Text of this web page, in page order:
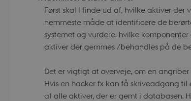
Først skal I finde ud af, hvilke aktiver der
nemmeste måde at identificere de
systemet og vurdere, hvilke
aktiver der gemmes /behandles på de
Det er vigtigt at overveje, om en
Hvis en hacker fx kan få skriveadgang
af alle aktiver, der er gemt i databasen.
login.microsoftonline.com
CookieScript
4 uger 2
dage
This cookie is used
to remember
It is necessary for
banner to work
used to maintain
normally a
used can be
example is
user between